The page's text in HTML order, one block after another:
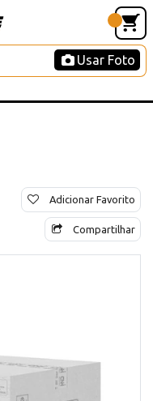
Usar Foto
Adicionar Favorito
Compartilhar